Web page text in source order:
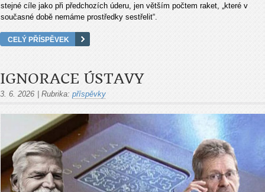
stejné cíle jako při předchozích úderu, jen větším počtem raket, „které v
současné době nemáme prostředky sestřelit“.
CELÝ PŘÍSPĚVEK
IGNORACE ÚSTAVY
3. 6. 2026 Rubrika: příspěvky